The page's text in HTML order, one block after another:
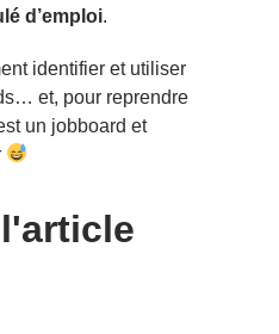
d’emploi.
identifier et utiliser
et, pour reprendre
un jobboard et